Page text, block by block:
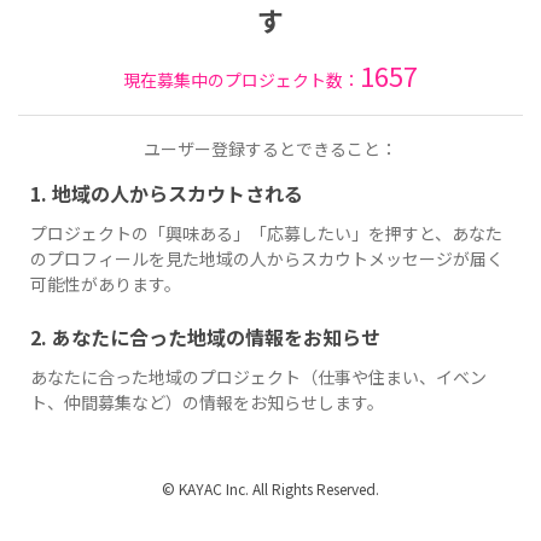
す
現在募集中のプロジェクト数： 1657
ユーザー登録するとできること：
1. 地域の人からスカウトされる
プロジェクトの「興味ある」「応募したい」を押すと、あなた
のプロフィールを見た地域の人からスカウトメッセージが届く
可能性があります。
2. あなたに合った地域の情報をお知らせ
あなたに合った地域のプロジェクト（仕事や住まい、イベン
ト、仲間募集など）の情報をお知らせします。
© KAYAC Inc. All Rights Reserved.